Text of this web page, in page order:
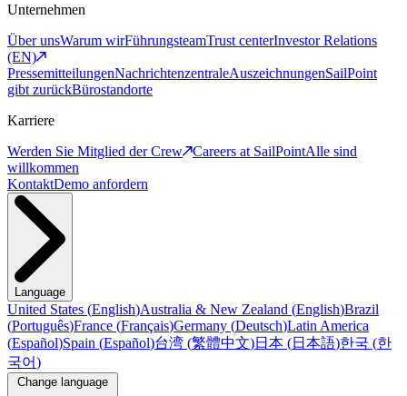
Unternehmen
Über unsWarum wirFührungsteamTrust centerInvestor Relations
(EN)
PressemitteilungenNachrichtenzentraleAuszeichnungenSailPoint
gibt zurückBürostandorte
Karriere
Werden Sie Mitglied der Crew
Careers at SailPointAlle sind
willkommen
KontaktDemo anfordern
Language
United States (English)Australia & New Zealand (English)Brazil
(Português)France (Français)Germany (Deutsch)Latin America
(Español)Spain (Español)台湾 (繁體中文)日本 (日本語)한국 (한
국어)
Change language